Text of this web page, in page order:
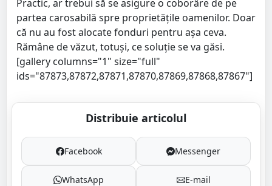
Practic, ar trebui să se asigure o coborâre de pe
partea carosabilă spre proprietățile oamenilor. Doar
că nu au fost alocate fonduri pentru așa ceva.
Rămâne de văzut, totuși, ce soluție se va găsi.
[gallery columns="1" size="full"
ids="87873,87872,87871,87870,87869,87868,87867"]
Distribuie articolul
Facebook Messenger
WhatsApp E-mail